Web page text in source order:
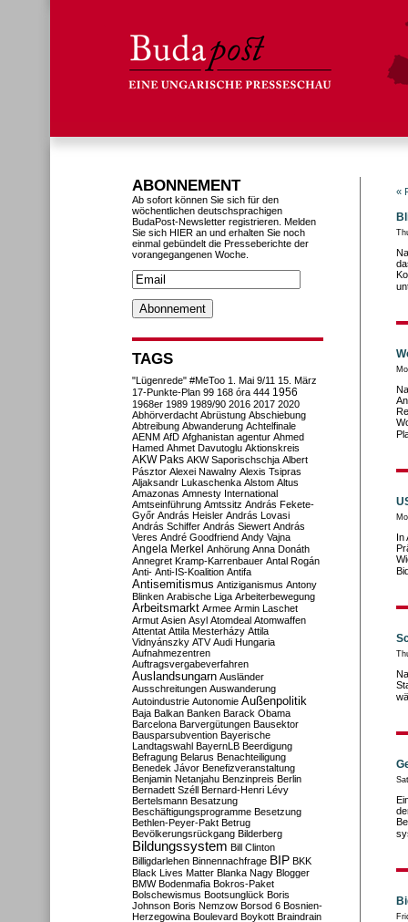
«
In
ABONNEMENT
Ab sofort können Sie sich für den
wöchentlichen deutschsprachigen
BudaPost-Newsletter registrieren. Melden
Sie sich HIER an und erhalten Sie noch
einmal gebündelt die Presseberichte der
vorangegangenen Woche.
TAGS
"Lügenrede" #MeToo 1. Mai 9/11 15. März
17-Punkte-Plan 99 168 óra 444 1956
1968er 1989 1989/90 2016 2017 2020
Abhörverdacht Abrüstung Abschiebung
Abtreibung Abwanderung Achtelfinale
AENM AfD Afghanistan agentur Ahmed
Hamed Ahmet Davutoglu Aktionskreis
AKW Paks AKW Saporischschja Albert
Pásztor Alexei Nawalny Alexis Tsipras
Aljaksandr Lukaschenka Alstom Altus
Amazonas Amnesty International
Amtseinführung Amtssitz András Fekete-
Győr András Heisler András Lovasi
András Schiffer András Siewert András
Veres André Goodfriend Andy Vajna
Angela Merkel Anhörung Anna Donáth
Annegret Kramp-Karrenbauer Antal Rogán
Anti- Anti-IS-Koalition Antifa
Antisemitismus Antiziganismus Antony
Blinken Arabische Liga Arbeiterbewegung
Arbeitsmarkt Armee Armin Laschet
Armut Asien Asyl Atomdeal Atomwaffen
Attentat Attila Mesterházy Attila
Vidnyánszky ATV Audi Hungaria
Aufnahmezentren
Auftragsvergabeverfahren
Auslandsungarn Ausländer
Ausschreitungen Auswanderung
Autoindustrie Autonomie Außenpolitik
Baja Balkan Banken Barack Obama
Barcelona Barvergütungen Bausektor
Bausparsubvention Bayerische
Landtagswahl BayernLB Beerdigung
Befragung Belarus Benachteiligung
Benedek Jávor Benefizveranstaltung
Benjamin Netanjahu Benzinpreis Berlin
Bernadett Széll Bernard-Henri Lévy
Bertelsmann Besatzung
Beschäftigungsprogramme Besetzung
Bethlen-Peyer-Pakt Betrug
Bevölkerungsrückgang Bilderberg
Bildungssystem Bill Clinton
Billigdarlehen Binnennachfrage BIP BKK
Black Lives Matter Blanka Nagy Blogger
BMW Bodenmafia Bokros-Paket
Bolschewismus Bootsunglück Boris
Johnson Boris Nemzow Borsod 6 Bosnien-
Herzegowina Boulevard Boykott Braindrain